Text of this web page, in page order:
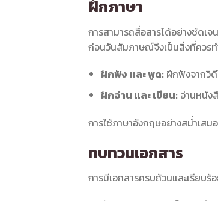
ฝึกภาษา
การสามารถสื่อสารได้อย่างชัดเ
ก่อนวันสัมภาษณ์จึงเป็นสิ่งที่ควรท
ฝึกฟัง และ พูด: ฝึกฟังจากวิ
ฝึกอ่าน และ เขียน: อ่านหนัง
การใช้ภาษาอังกฤษอย่างสม่ำเส
ทบทวนเอกสาร
การมีเอกสารครบถ้วนและเรียบ